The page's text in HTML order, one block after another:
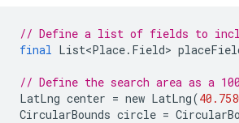
// Define a list of fields to
final List<Place. Field>
// Define the search area as a
LatLng center = new LatLng(
CircularBounds circle =